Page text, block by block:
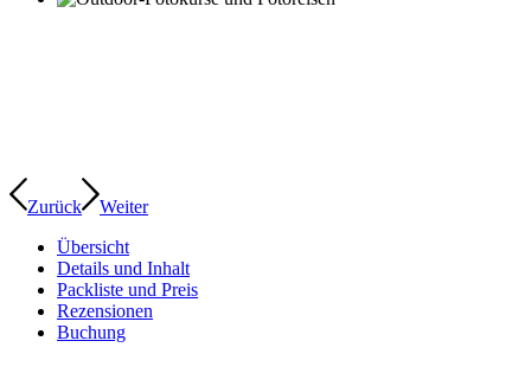
Zurück
Weiter
Übersicht
Details und Inhalt
Packliste und Preis
Rezensionen
Buchung